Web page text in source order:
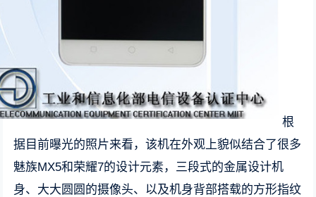
根
据目前曝光的照片来看，该机在外观上貌似结合了很多
魅族MX5和荣耀7的设计元素，三段式的金属设计机
身、大大圆圆的摄像头、以及机身背部搭载的方形指纹